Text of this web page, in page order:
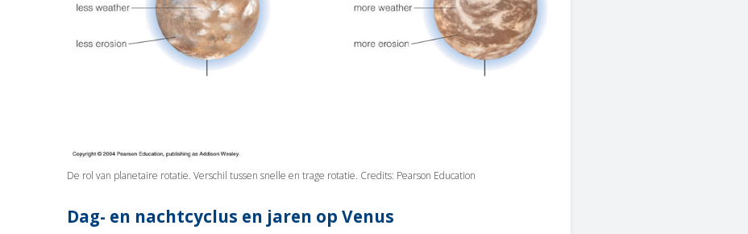
De rol van planetaire rotatie. Verschil tussen snelle en trage rotatie. Credits: Pearson Education
Dag- en nachtcyclus en jaren op Venus